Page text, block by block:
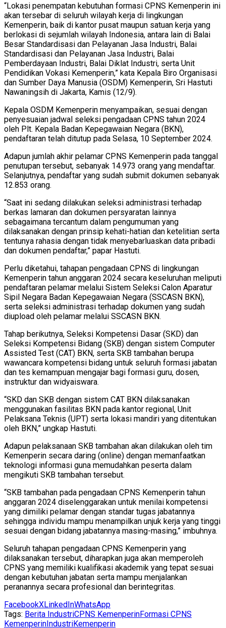
“Lokasi penempatan kebutuhan formasi CPNS Kemenperin ini
akan tersebar di seluruh wilayah kerja di lingkungan
Kemenperin, baik di kantor pusat maupun satuan kerja yang
berlokasi di sejumlah wilayah Indonesia, antara lain di Balai
Besar Standardisasi dan Pelayanan Jasa Industri, Balai
Standardisasi dan Pelayanan Jasa Industri, Balai
Pemberdayaan Industri, Balai Diklat Industri, serta Unit
Pendidikan Vokasi Kemenperin,” kata Kepala Biro Organisasi
dan Sumber Daya Manusia (OSDM) Kemenperin, Sri Hastuti
Nawaningsih di Jakarta, Kamis (12/9).
Kepala OSDM Kemenperin menyampaikan, sesuai dengan
penyesuaian jadwal seleksi pengadaan CPNS tahun 2024
oleh Plt. Kepala Badan Kepegawaian Negara (BKN),
pendaftaran telah ditutup pada Selasa, 10 September 2024.
Adapun jumlah akhir pelamar CPNS Kemenperin pada tanggal
penutupan tersebut, sebanyak 14.973 orang yang mendaftar.
Selanjutnya, pendaftar yang sudah submit dokumen sebanyak
12.853 orang.
“Saat ini sedang dilakukan seleksi administrasi terhadap
berkas lamaran dan dokumen persyaratan lainnya
sebagaimana tercantum dalam pengumuman yang
dilaksanakan dengan prinsip kehati-hatian dan ketelitian serta
tentunya rahasia dengan tidak menyebarluaskan data pribadi
dan dokumen pendaftar,” papar Hastuti.
Perlu diketahui, tahapan pengadaan CPNS di lingkungan
Kemenperin tahun anggaran 2024 secara keseluruhan meliputi
pendaftaran pelamar melalui Sistem Seleksi Calon Aparatur
Sipil Negara Badan Kepegawaian Negara (SSCASN BKN),
serta seleksi administrasi terhadap dokumen yang sudah
diupload oleh pelamar melalui SSCASN BKN.
Tahap berikutnya, Seleksi Kompetensi Dasar (SKD) dan
Seleksi Kompetensi Bidang (SKB) dengan sistem Computer
Assisted Test (CAT) BKN, serta SKB tambahan berupa
wawancara kompetensi bidang untuk seluruh formasi jabatan
dan tes kemampuan mengajar bagi formasi guru, dosen,
instruktur dan widyaiswara.
“SKD dan SKB dengan sistem CAT BKN dilaksanakan
menggunakan fasilitas BKN pada kantor regional, Unit
Pelaksana Teknis (UPT) serta lokasi mandiri yang ditentukan
oleh BKN,” ungkap Hastuti.
Adapun pelaksanaan SKB tambahan akan dilakukan oleh tim
Kemenperin secara daring (online) dengan memanfaatkan
teknologi informasi guna memudahkan peserta dalam
mengikuti SKB tambahan tersebut.
“SKB tambahan pada pengadaan CPNS Kemenperin tahun
anggaran 2024 diselenggarakan untuk menilai kompetensi
yang dimiliki pelamar dengan standar tugas jabatannya
sehingga individu mampu menampilkan unjuk kerja yang tinggi
sesuai dengan bidang jabatannya masing-masing,” imbuhnya.
Seluruh tahapan pengadaan CPNS Kemenperin yang
dilaksanakan tersebut, diharapkan juga akan memperoleh
CPNS yang memiliki kualifikasi akademik yang tepat sesuai
dengan kebutuhan jabatan serta mampu menjalankan
peranannya secara profesional dan berintegritas.
FacebookXLinkedInWhatsApp
Tags: Berita IndustriCPNS KemenperinFormasi CPNS
KemenperinIndustriKemenperin